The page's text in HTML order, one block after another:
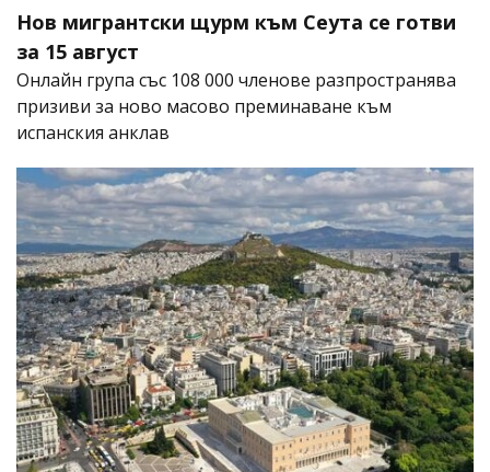
Нов мигрантски щурм към Сеута се готви
за 15 август
Онлайн група със 108 000 членове разпространява
призиви за ново масово преминаване към
испанския анклав